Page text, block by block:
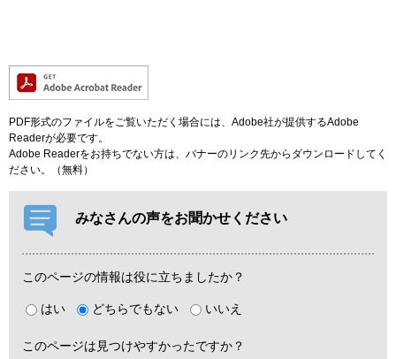
PDF形式のファイルをご覧いただく場合には、Adobe社が提供するAdobe
Readerが必要です。
Adobe Readerをお持ちでない方は、バナーのリンク先からダウンロードしてく
ださい。（無料）
みなさんの声をお聞かせください
このページの情報は役に立ちましたか？
はい どちらでもない いいえ
このページは見つけやすかったですか？